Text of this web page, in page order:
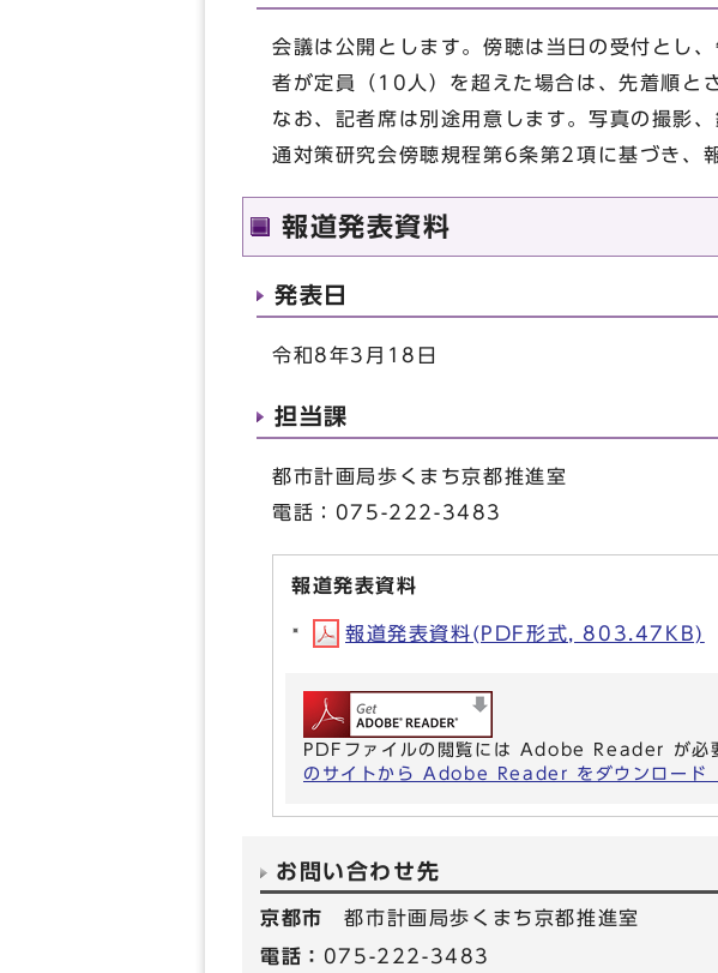
会議は公開とします。傍聴は当日の受付とし
者が定員（10人）を超えた場合は、先着順と
なお、記者席は別途用意します。写真の撮影
通対策研究会傍聴規程第6条第2項に基づき、
報道発表資料
発表日
令和8年3月18日
担当課
都市計画局歩くまち京都推進室
電話：075-222-3483
報道発表資料
報道発表資料(PDF形式, 803.47KB)
PDFファイルの閲覧には Adobe Reader が必
のサイトから Adobe Reader をダウンロード
お問い合わせ先
京都市都市計画局歩くまち京都推進室
電話： 075-222-3483